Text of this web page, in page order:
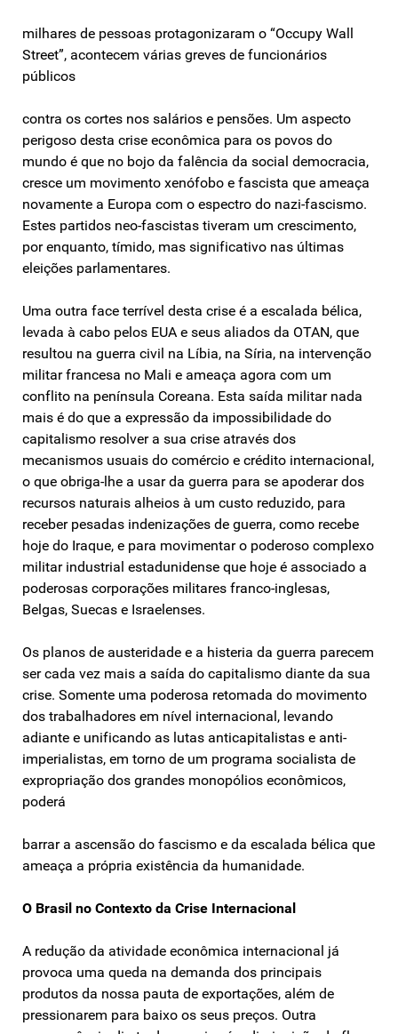
milhares de pessoas protagonizaram o “Occupy Wall
Street”, acontecem várias greves de funcionários
públicos
contra os cortes nos salários e pensões. Um aspecto
perigoso desta crise econômica para os povos do
mundo é que no bojo da falência da social democracia,
cresce um movimento xenófobo e fascista que ameaça
novamente a Europa com o espectro do nazi-fascismo.
Estes partidos neo-fascistas tiveram um crescimento,
por enquanto, tímido, mas significativo nas últimas
eleições parlamentares.
Uma outra face terrível desta crise é a escalada bélica,
levada à cabo pelos EUA e seus aliados da OTAN, que
resultou na guerra civil na Líbia, na Síria, na intervenção
militar francesa no Mali e ameaça agora com um
conflito na península Coreana. Esta saída militar nada
mais é do que a expressão da impossibilidade do
capitalismo resolver a sua crise através dos
mecanismos usuais do comércio e crédito internacional,
o que obriga-lhe a usar da guerra para se apoderar dos
recursos naturais alheios à um custo reduzido, para
receber pesadas indenizações de guerra, como recebe
hoje do Iraque, e para movimentar o poderoso complexo
militar industrial estadunidense que hoje é associado a
poderosas corporações militares franco-inglesas,
Belgas, Suecas e Israelenses.
Os planos de austeridade e a histeria da guerra parecem
ser cada vez mais a saída do capitalismo diante da sua
crise. Somente uma poderosa retomada do movimento
dos trabalhadores em nível internacional, levando
adiante e unificando as lutas anticapitalistas e anti-
imperialistas, em torno de um programa socialista de
expropriação dos grandes monopólios econômicos,
poderá
barrar a ascensão do fascismo e da escalada bélica que
ameaça a própria existência da humanidade.
O Brasil no Contexto da Crise Internacional
A redução da atividade econômica internacional já
provoca uma queda na demanda dos principais
produtos da nossa pauta de exportações, além de
pressionarem para baixo os seus preços. Outra